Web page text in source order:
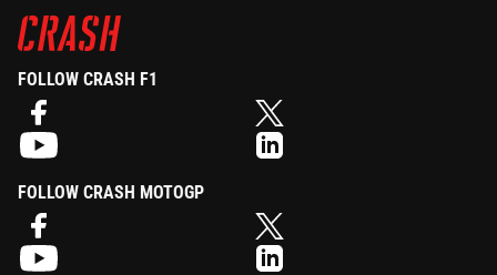
FOLLOW CRASH F1
FOLLOW CRASH MOTOGP